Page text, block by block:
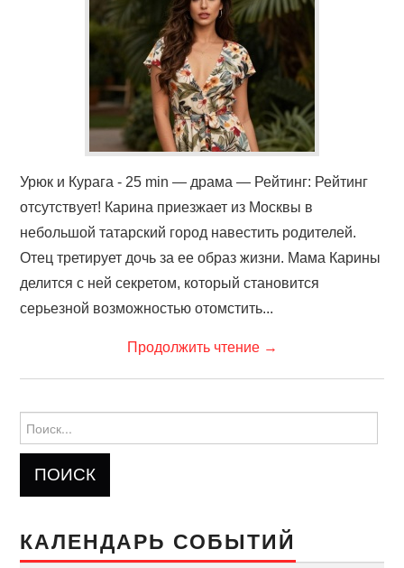
ФИЛЬМЫ
КОНТАКТЫ
ВОЙТИ
Урюк и Курага - 25 min — драма — Рейтинг: Рейтинг
отсутствует! Карина приезжает из Москвы в
небольшой татарский город навестить родителей.
Отец третирует дочь за ее образ жизни. Мама Карины
делится с ней секретом, который становится
серьезной возможностью отомстить...
Продолжить чтение →
КАЛЕНДАРЬ СОБЫТИЙ